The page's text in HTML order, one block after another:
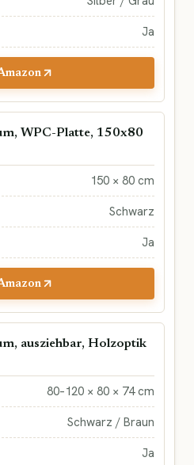
Ja
WPC-Platte, 150x80
150 × 80 cm
Schwarz
Ja
ausziehbar, Holzoptik
80–120 × 80 × 74 cm
Schwarz / Braun
Ja